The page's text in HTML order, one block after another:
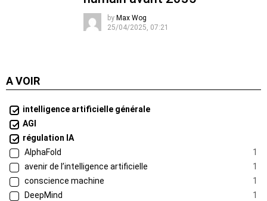
by Max Wog
25/04/2025, 07:21
A VOIR
intelligence artificielle générale
AGI
régulation IA
AlphaFold
1
avenir de l’intelligence artificielle
1
conscience machine
1
DeepMind
1